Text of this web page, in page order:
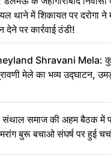
थाने में शिकायत पर दरोगा ने
देने पर कार्रवाई ठंडी!
Shravani Mela:
मेले का भव्य उद्घाटन,
समाज की अहम बैठक में
बुरू बचाओ संघर्ष पर हुई